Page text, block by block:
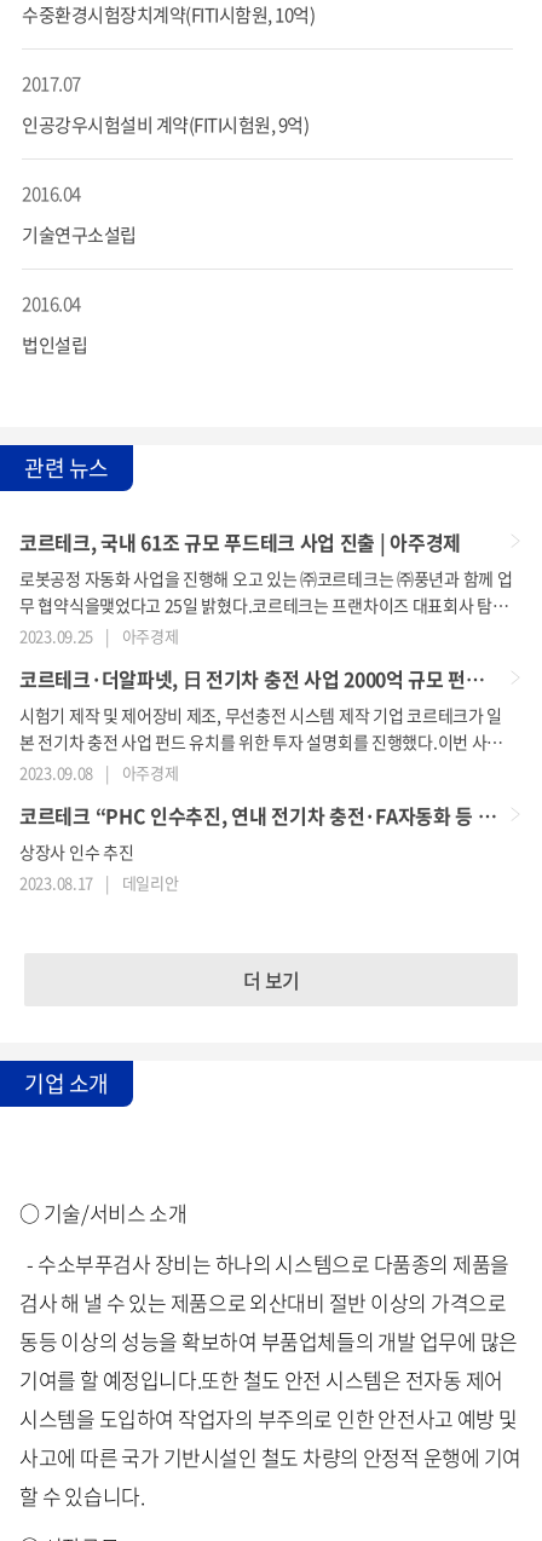
수중환경시험장치계약(FITI시함원, 10억)
2017.07
인공강우시험설비 계약(FITI시험원, 9억)
2016.04
기술연구소설립
2016.04
법인설립
관련 뉴스
코르테크, 국내 61조 규모 푸드테크 사업 진출 | 아주경제
로봇공정 자동화 사업을 진행해 오고 있는 ㈜코르테크는 ㈜풍년과 함께 업
무 협약식을맺었다고 25일 밝혔다.코르테크는 프랜차이즈 대표회사 탐엔
탐스와 유통 전문회사 네이브가 투자한 ㈜풍년이탐스바베큐(TOMS BBQ)
2023.09.25 | 아주경제
코르테크·더알파넷, 日 전기차 충전 사업 2000억 규모 펀드 유치 시작 | 아주경제
시험기 제작 및 제어장비 제조, 무선충전 시스템 제작 기업 코르테크가 일
본 전기차 충전 사업 펀드 유치를 위한 투자 설명회를 진행했다.이번 사업
펀드 유치는 일본 파킹시스템 비즈니스 컨소시엄 멤버들이 지난달 31일부
2023.09.08 | 아주경제
코르테크 “PHC 인수추진, 연내 전기차 충전·FA자동화 등 신사업 대전환 시작”
상장사 인수 추진
2023.08.17 | 데일리안
더 보기
기업 소개
○ 기술/서비스 소개
- 수소부푸검사 장비는 하나의 시스템으로 다품종의 제품을
검사 해 낼 수 있는 제품으로 외산대비 절반 이상의 가격으로
동등 이상의 성능을 확보하여 부품업체들의 개발 업무에 많은
기여를 할 예정입니다.또한 철도 안전 시스템은 전자동 제어
시스템을 도입하여 작업자의 부주의로 인한 안전사고 예방 및
사고에 따른 국가 기반시설인 철도 차량의 안정적 운행에 기여
할 수 있습니다.